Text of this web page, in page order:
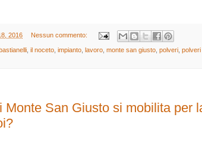
2016 Nessun commento:
il noceto impianto lavoro monte san giusto polveri polveri
Monte San Giusto si mobilita per